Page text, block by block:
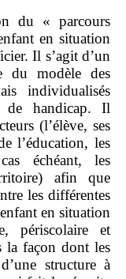
du « parcours
en situation
Il s’agit d’un
du modèle des
individualisés
de handicap. Il
(l’élève, ses
l’éducation, les
échéant, les
afin que
les différentes
en situation
périscolaire et
la façon dont les
structure à